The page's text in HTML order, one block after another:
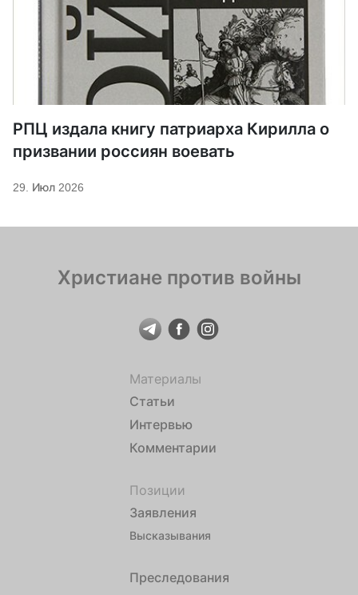
РПЦ издала книгу патриарха Кирилла о
призвании россиян воевать
29. Июл 2026
Христиане против войны
Материалы
Статьи
Интервью
Комментарии
Позиции
Заявления
Высказывания
Преследования